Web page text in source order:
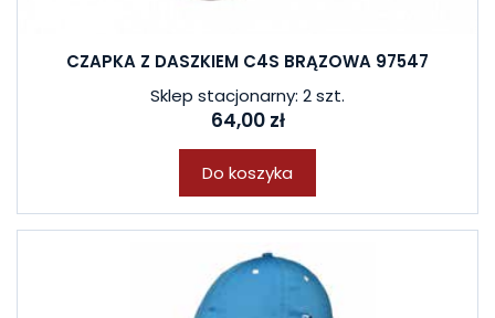
CZAPKA Z DASZKIEM C4S BRĄZOWA 97547
Sklep stacjonarny: 2 szt.
64,00 zł
Do koszyka